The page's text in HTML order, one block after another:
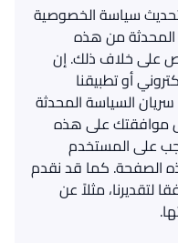
سياسة الخصوصية
من هذه
على خلاف ذلك. إن
أو تطبيقنا
سريان السياسة المحدثة
موافقتك على هذه
يجب على المستخدم
الصفحة. كما قد نقدم
لتقديرنا، مثلاً عن